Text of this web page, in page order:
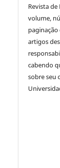
Revista de
volume,
artigos
cabendo
sobre seu